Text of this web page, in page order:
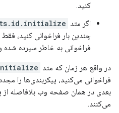
کنید.
اگر متد
چندین بار فراخوانی کنید،
فراخوانی به خاطر سپرده شده
در واقع هر زمان که متد
فراخوانی می‌کنید، پیکربندی‌ها را
بعدی در همان صفحه وب بلافاصله از
می‌کنند.